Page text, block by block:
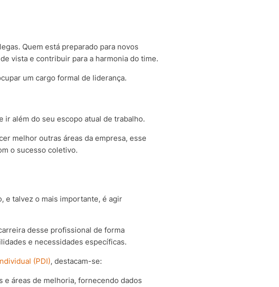
Quem está preparado para novos
vista e contribuir para a harmonia do time.
um cargo formal de liderança.
ir além do seu escopo atual de trabalho.
melhor outras áreas da empresa, esse
o sucesso coletivo.
e talvez o mais importante, é agir
desse profissional de forma
e necessidades específicas.
(PDI), destacam-se:
áreas de melhoria, fornecendo dados